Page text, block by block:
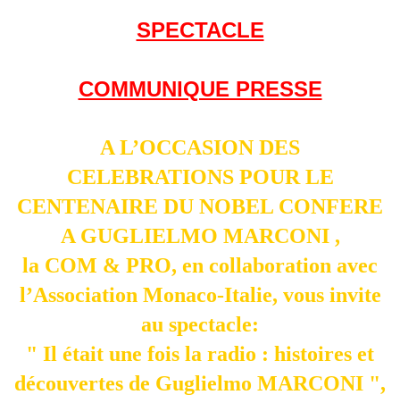
SPECTACLE
COMMUNIQUE PRESSE
A L’OCCASION DES
CELEBRATIONS POUR LE
CENTENAIRE DU NOBEL CONFERE
A GUGLIELMO MARCONI ,
la COM & PRO, en collaboration avec
l’Association Monaco-Italie, vous invite
au spectacle:
" Il était une fois la radio : histoires et
découvertes de Guglielmo MARCONI ",